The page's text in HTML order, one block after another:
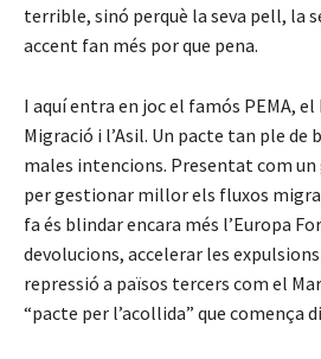
terrible, sinó perquè la seva pell, la
accent fan més por que pena.
I aquí entra en joc el famós PEMA,
Migració i l’Asil. Un pacte tan ple de
males intencions. Presentat com
per gestionar millor els fluxos
fa és blindar encara més l’Europa
devolucions, accelerar les
repressió a països tercers com el
“pacte per l’acollida” que comença